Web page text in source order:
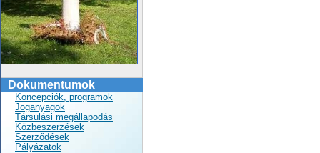
Dokumentumok
Koncepciók, programok
Joganyagok
Társulási megállapodás
Közbeszerzések
Szerződések
Pályázatok